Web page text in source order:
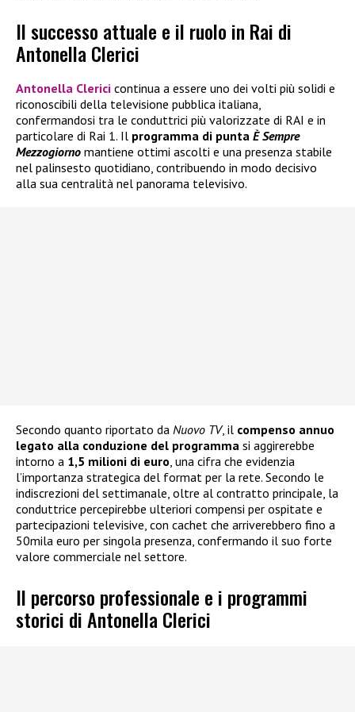
Il successo attuale e il ruolo in Rai di
Antonella Clerici
Antonella Clerici continua a essere uno dei volti più solidi e
riconoscibili della televisione pubblica italiana,
confermandosi tra le conduttrici più valorizzate di RAI e in
particolare di Rai 1. Il programma di punta È Sempre
Mezzogiorno mantiene ottimi ascolti e una presenza stabile
nel palinsesto quotidiano, contribuendo in modo decisivo
alla sua centralità nel panorama televisivo.
Secondo quanto riportato da Nuovo TV, il compenso annuo
legato alla conduzione del programma si aggirerebbe
intorno a 1,5 milioni di euro, una cifra che evidenzia
l’importanza strategica del format per la rete. Secondo le
indiscrezioni del settimanale, oltre al contratto principale, la
conduttrice percepirebbe ulteriori compensi per ospitate e
partecipazioni televisive, con cachet che arriverebbero fino a
50mila euro per singola presenza, confermando il suo forte
valore commerciale nel settore.
Il percorso professionale e i programmi
storici di Antonella Clerici